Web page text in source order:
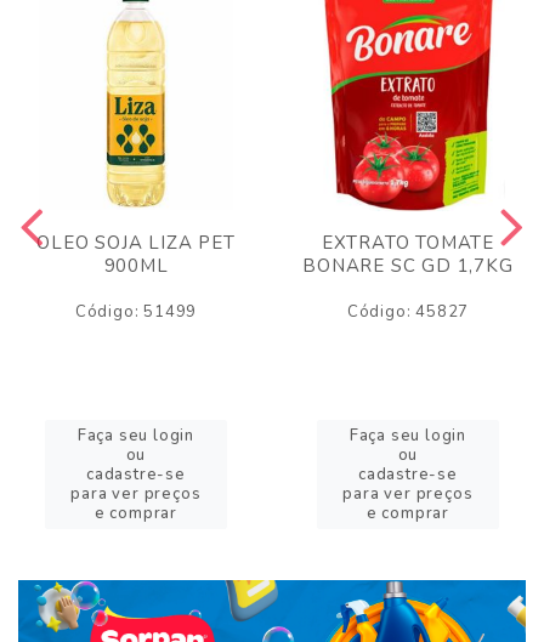
OLEO SOJA LIZA PET
900ML
Código: 51499
Faça seu login
ou
cadastre-se
para ver preços
e comprar
EXTRATO TOMATE
BONARE SC GD 1,7KG
Código: 45827
Faça seu login
ou
cadastre-se
para ver preços
e comprar